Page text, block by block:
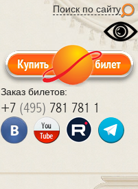
Поиск по сайту
Заказ билетов:
+7 (495) 781 781 1